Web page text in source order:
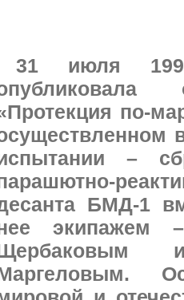
31 июля
по-
–
БМД-1
экипажем